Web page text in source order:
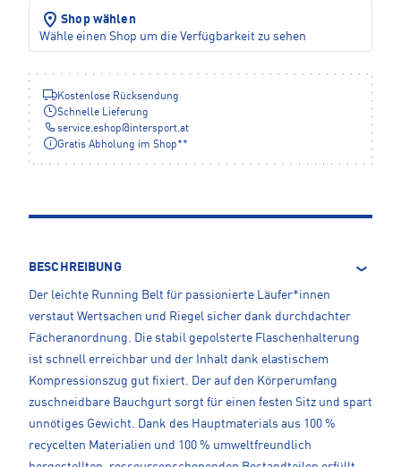
Shop wählen
Wähle einen Shop um die Verfügbarkeit zu sehen
Kostenlose Rücksendung
Schnelle Lieferung
service.eshop@intersport.at
Gratis Abholung im Shop**
BESCHREIBUNG
Der leichte Running Belt für passionierte Läufer*innen
verstaut Wertsachen und Riegel sicher dank durchdachter
Fächeranordnung. Die stabil gepolsterte Flaschenhalterung
ist schnell erreichbar und der Inhalt dank elastischem
Kompressionszug gut fixiert. Der auf den Körperumfang
zuschneidbare Bauchgurt sorgt für einen festen Sitz und spart
unnötiges Gewicht. Dank des Hauptmaterials aus 100 %
recycelten Materialien und 100 % umweltfreundlich